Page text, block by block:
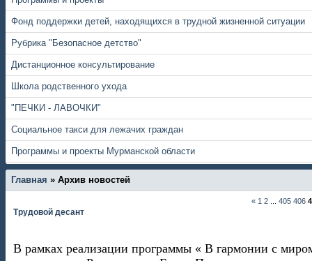
Фонд поддержки детей, находящихся в трудной жизненной ситуации
Рубрика "Безопасное детство"
Дистанционное консультирование
Школа родственного ухода
"ПЕЧКИ - ЛАВОЧКИ"
Социальное такси для лежачих граждан
Программы и проекты Мурманской области
Главная » Архив новостей
« 1 2 405 406
Трудовой десант
В рамках реализации программы « В гармонии с